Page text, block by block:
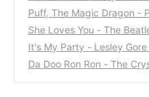
Puff, The Magic Dragon -
y / 1963
(0)
She Loves You - The
It's My Party - Lesley Gore
Da Doo Ron Ron - The